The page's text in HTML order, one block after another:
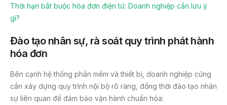
Thời hạn bắt buộc hóa đơn điện tử: Doanh nghiệp cần lưu ý
gì?
Đào tạo nhân sự, rà soát quy trình phát hành
hóa đơn
Bên cạnh hệ thống phần mềm và thiết bị, doanh nghiệp cũng
cần xây dựng quy trình nội bộ rõ ràng, đồng thời đào tạo nhân
sự liên quan để đảm bảo vận hành chuẩn hóa: